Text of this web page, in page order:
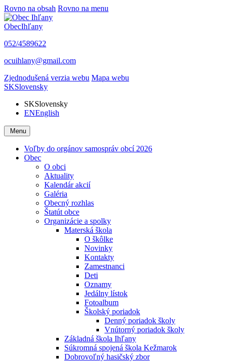
Rovno na obsah Rovno na menu
ObecIhľany
052/4589622
ocuihlany@gmail.com
Zjednodušená verzia webu Mapa webu
SKSlovensky
SKSlovensky
ENEnglish
Menu
Voľby do orgánov samospráv obcí 2026
Obec
O obci
Aktuality
Kalendár akcií
Galéria
Obecný rozhlas
Štatút obce
Organizácie a spolky
Materská škola
O škôlke
Novinky
Kontakty
Zamestnanci
Deti
Oznamy
Jedálny lístok
Fotoalbum
Školský poriadok
Denný poriadok školy
Vnútorný poriadok školy
Základná škola Ihľany
Súkromná spojená škola Kežmarok
Dobrovoľný hasičský zbor